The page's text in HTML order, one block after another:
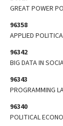
GREAT POWER
96358
APPLIED
96342
BIG DATA IN
96343
PROGRAMMING
96340
POLITICAL